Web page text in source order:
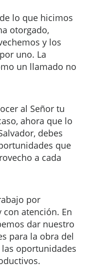
lo que hicimos
otorgado,
y los
uno. La
un llamado no
al Señor tu
ahora que lo
debes
que
a cada
por
atención. En
dar nuestro
para la obra del
oportunidades